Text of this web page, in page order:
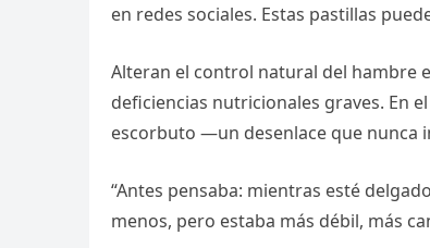
en redes sociales. Estas pastillas
Alteran el control natural del hambre
deficiencias nutricionales graves. En
escorbuto —un desenlace que nunca
“Antes pensaba: mientras esté
menos, pero estaba más débil, más